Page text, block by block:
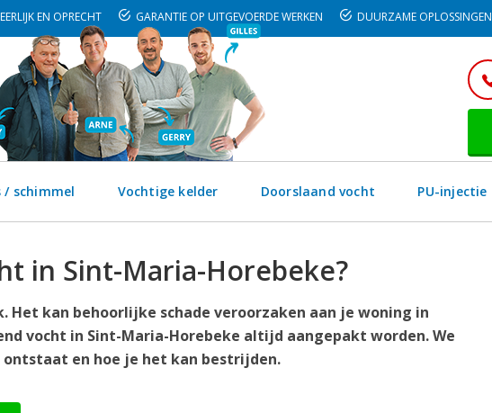
EERLIJK EN OPRECHT GARANTIE OP UITGEVOERDE WERKEN DUURZAME OPLOSSINGEN
/ schimmel Vochtige kelder Doorslaand vocht PU-injectie
in Sint-Maria-Horebeke?
kan behoorlijke schade veroorzaken aan je woning in
vocht in Sint-Maria-Horebeke altijd aangepakt worden. We
en hoe je het kan bestrijden.